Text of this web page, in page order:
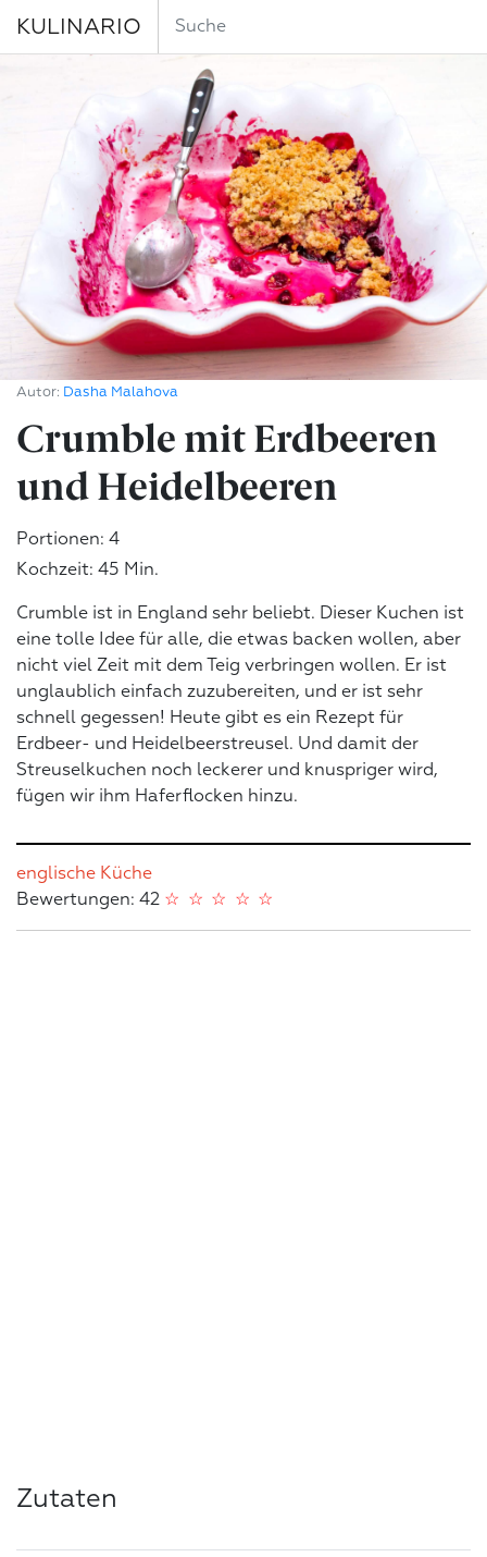
KULINARIO
Autor: Dasha Malahova
Crumble mit Erdbeeren
und Heidelbeeren
Portionen: 4
Kochzeit: 45 Min.
Crumble ist in England sehr beliebt. Dieser Kuchen ist
eine tolle Idee für alle, die etwas backen wollen, aber
nicht viel Zeit mit dem Teig verbringen wollen. Er ist
unglaublich einfach zuzubereiten, und er ist sehr
schnell gegessen! Heute gibt es ein Rezept für
Erdbeer- und Heidelbeerstreusel. Und damit der
Streuselkuchen noch leckerer und knuspriger wird,
fügen wir ihm Haferflocken hinzu.
englische Küche
Bewertungen: 42
☆
☆
☆
☆
☆
Zutaten